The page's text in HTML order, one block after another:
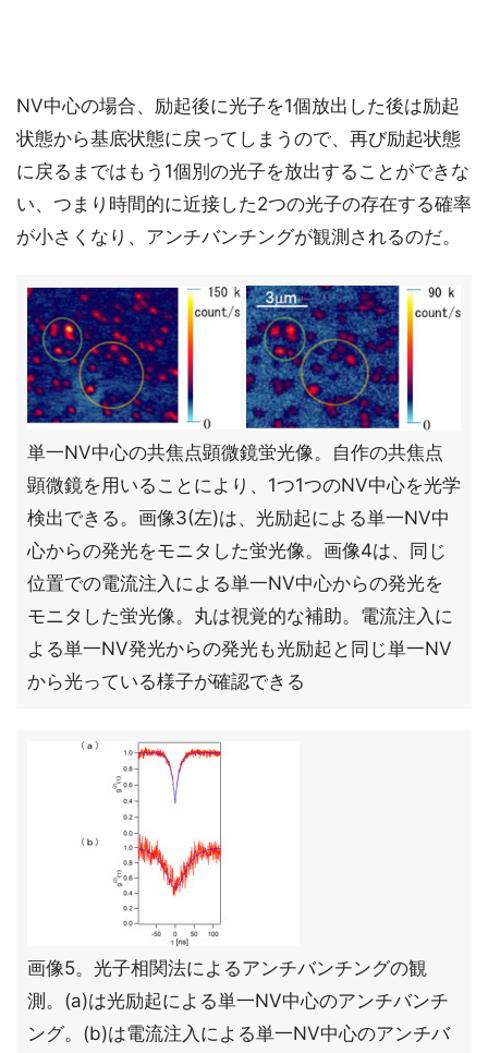
NV中心の場合、励起後に光子を1個放出した後は励起
状態から基底状態に戻ってしまうので、再び励起状態
に戻るまではもう1個別の光子を放出することができな
い、つまり時間的に近接した2つの光子の存在する確率
が小さくなり、アンチバンチングが観測されるのだ。
単一NV中心の共焦点顕微鏡蛍光像。自作の共焦点
顕微鏡を用いることにより、1つ1つのNV中心を光学
検出できる。画像3(左)は、光励起による単一NV中
心からの発光をモニタした蛍光像。画像4は、同じ
位置での電流注入による単一NV中心からの発光を
モニタした蛍光像。丸は視覚的な補助。電流注入に
よる単一NV発光からの発光も光励起と同じ単一NV
から光っている様子が確認できる
画像5。光子相関法によるアンチバンチングの観
測。(a)は光励起による単一NV中心のアンチバンチ
ング。(b)は電流注入による単一NV中心のアンチバ